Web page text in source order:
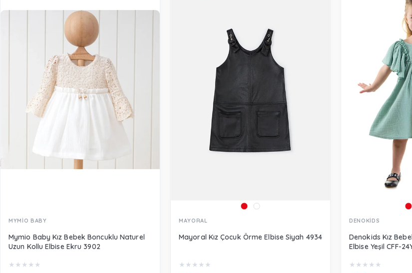
MYMİO BABY
Mymio Baby Kız Bebek Boncuklu Naturel
Uzun Kollu Elbise Ekru 3902
★ ★ ★ ★ ★
MAYORAL
Mayoral Kız Çocuk Örme Elbise Siyah 4934
★ ★ ★ ★ ★
DENOKİDS
Denokids Kız
Elbise Yeşil CFF-
★ ★ ★ ★ ★